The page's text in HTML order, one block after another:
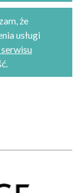
że
usługi